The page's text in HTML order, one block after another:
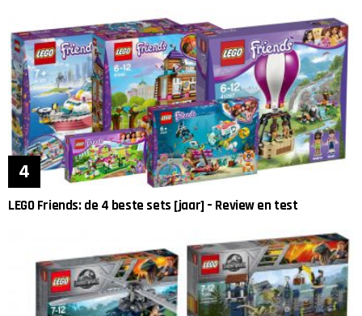
LEGO Friends: de 4 beste sets [jaar] – Review en test